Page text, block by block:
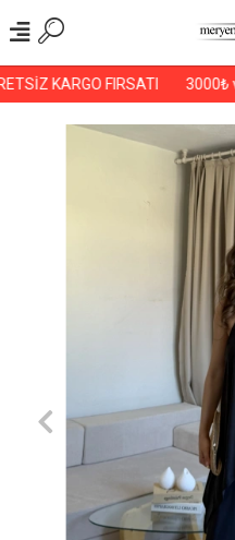
KARGO FIRSATI 3000₺